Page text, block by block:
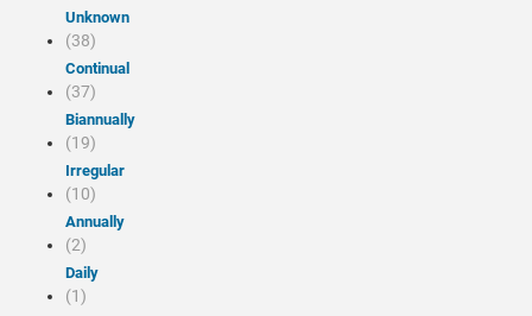
Unknown
(38)
Continual
(37)
Biannually
(19)
Irregular
(10)
Annually
(2)
Daily
(1)